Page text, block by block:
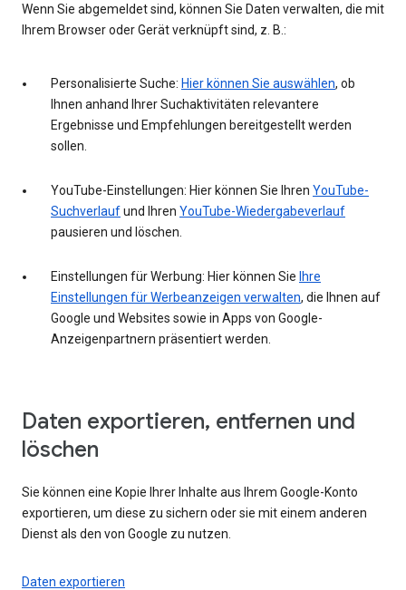
Wenn Sie abgemeldet sind, können Sie Daten verwalten, die mit
Ihrem Browser oder Gerät verknüpft sind, z. B.:
Personalisierte Suche: Hier können Sie auswählen, ob
Ihnen anhand Ihrer Suchaktivitäten relevantere
Ergebnisse und Empfehlungen bereitgestellt werden
sollen.
YouTube-Einstellungen: Hier können Sie Ihren YouTube-
Suchverlaufund Ihren YouTube-Wiedergabeverlauf
pausieren und löschen.
Einstellungen für Werbung: Hier können Sie Ihre
Einstellungen für Werbeanzeigen verwalten, die Ihnen auf
Google und Websites sowie in Apps von Google-
Anzeigenpartnern präsentiert werden.
Daten exportieren, entfernen und
löschen
Sie können eine Kopie Ihrer Inhalte aus Ihrem Google-Konto
exportieren, um diese zu sichern oder sie mit einem anderen
Dienst als den von Google zu nutzen.
Daten exportieren